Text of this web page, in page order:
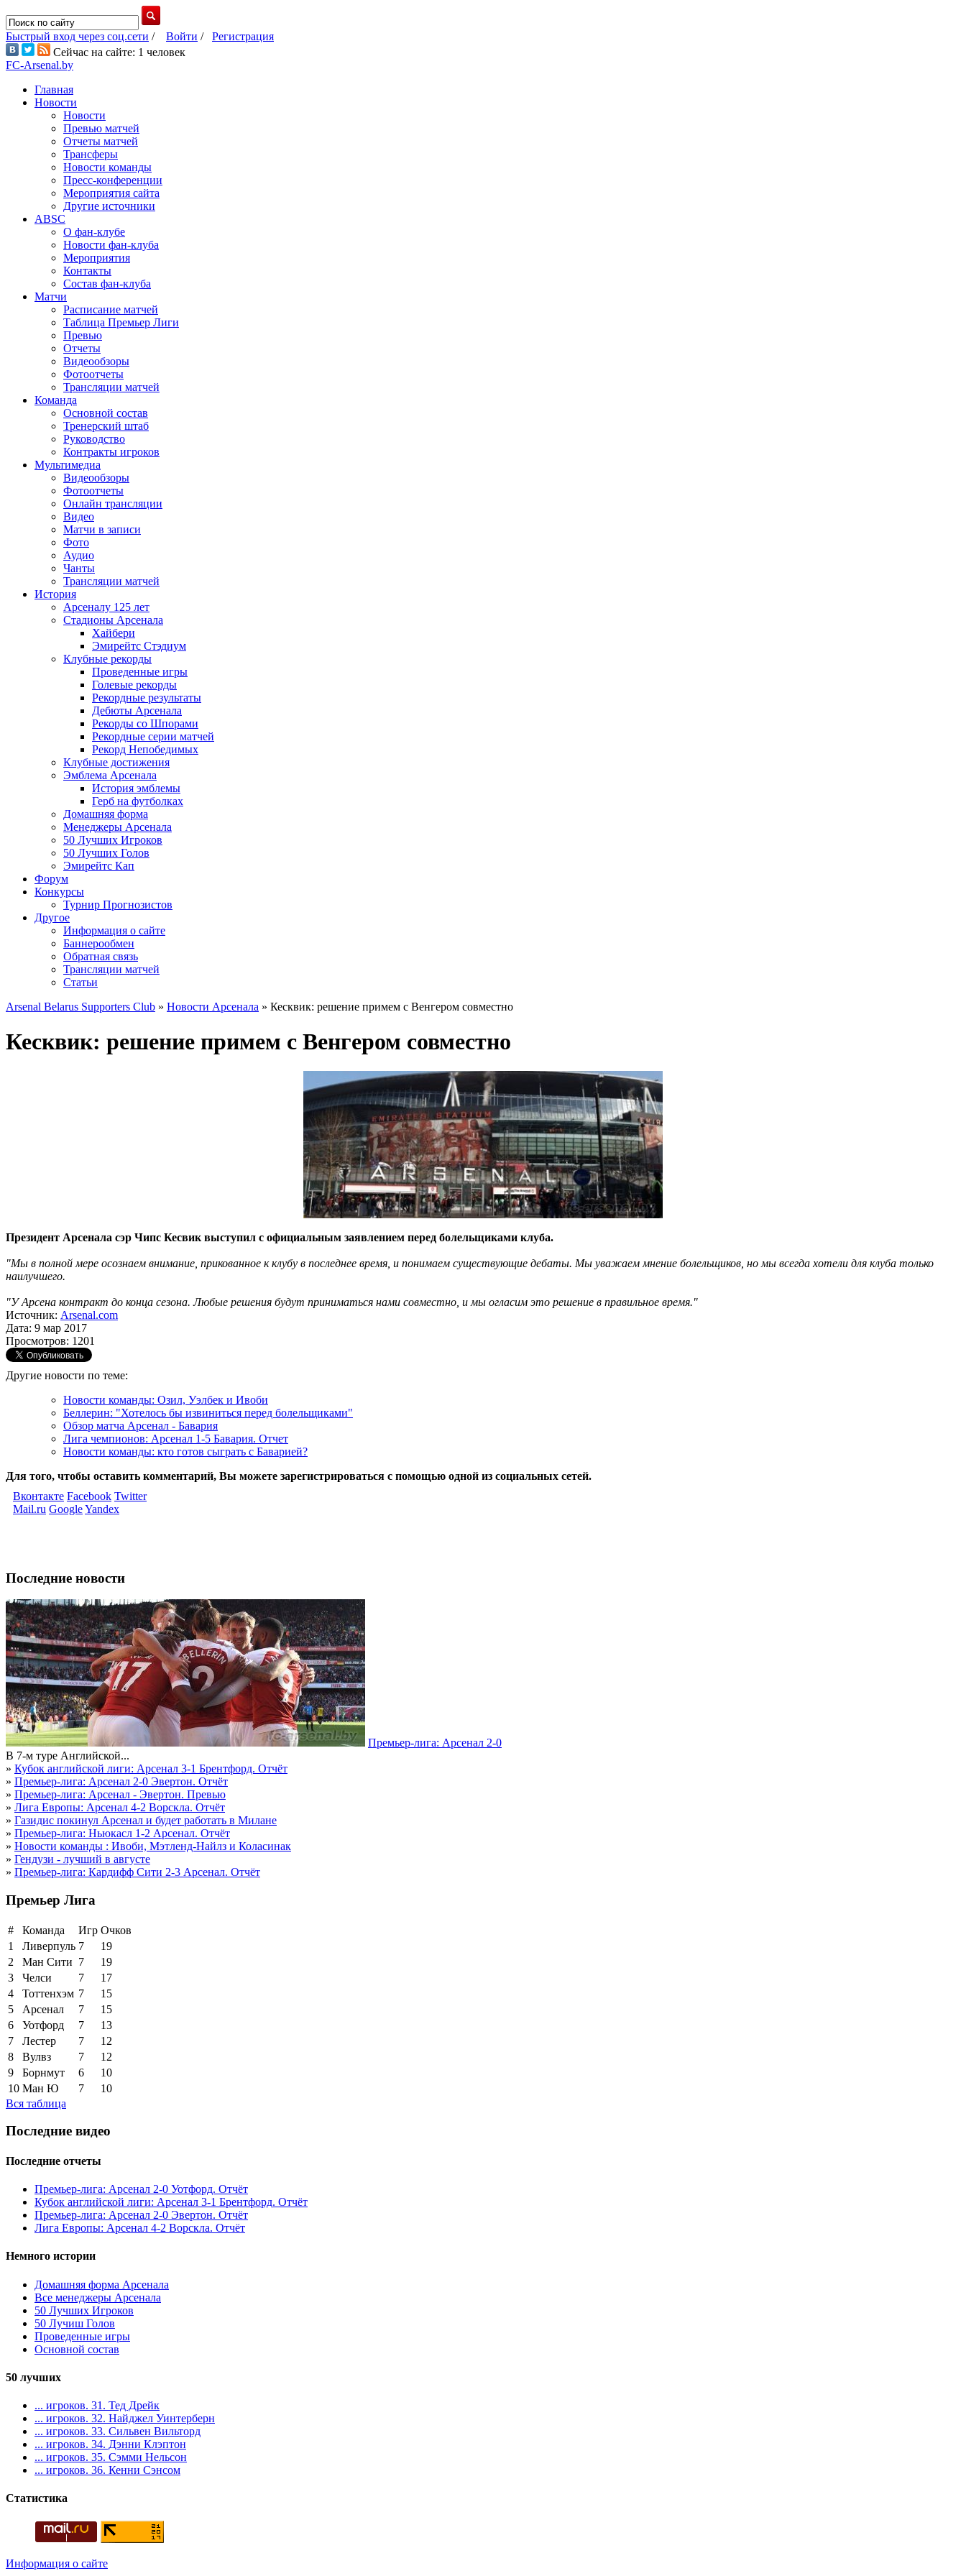
Быстрый вход через соц.сети / Войти / Регистрация
Сейчас на сайте: 1 человек
FC-Arsenal.by
Главная
Новости
Новости
Превью матчей
Отчеты матчей
Трансферы
Новости команды
Пресс-конференции
Мероприятия сайта
Другие источники
ABSC
О фан-клубе
Новости фан-клуба
Мероприятия
Контакты
Состав фан-клуба
Матчи
Расписание матчей
Таблица Премьер Лиги
Превью
Отчеты
Видеообзоры
Фотоотчеты
Трансляции матчей
Команда
Основной состав
Тренерский штаб
Руководство
Контракты игроков
Мультимедиа
Видеообзоры
Фотоотчеты
Онлайн трансляции
Видео
Матчи в записи
Фото
Аудио
Чанты
Трансляции матчей
История
Арсеналу 125 лет
Стадионы Арсенала
Хайбери
Эмирейтс Стэдиум
Клубные рекорды
Проведенные игры
Голевые рекорды
Рекордные результаты
Дебюты Арсенала
Рекорды со Шпорами
Рекордные серии матчей
Рекорд Непобедимых
Клубные достижения
Эмблема Арсенала
История эмблемы
Герб на футболках
Домашняя форма
Менеджеры Арсенала
50 Лучших Игроков
50 Лучших Голов
Эмирейтс Кап
Форум
Конкурсы
Турнир Прогнозистов
Другое
Информация о сайте
Баннерообмен
Обратная связь
Трансляции матчей
Статьи
Arsenal Belarus Supporters Club » Новости Арсенала » Кесквик: решение примем с Венгером совместно
Кесквик: решение примем с Венгером совместно
Президент Арсенала сэр Чипс Кесвик выступил с официальным заявлением перед болельщиками клуба.
"Мы в полной мере осознаем внимание, прикованное к клубу в последнее время, и понимаем существующие дебаты. Мы уважаем мнение болельщиков, но мы всегда хотели для клуба только
наилучшего.
"У Арсена контракт до конца сезона. Любые решения будут приниматься нами совместно, и мы огласим это решение в правильное время."
Источник: Arsenal.com
Дата: 9 мар 2017
Просмотров: 1201
Другие новости по теме:
Новости команды: Озил, Уэлбек и Ивоби
Беллерин: "Хотелось бы извиниться перед болельщиками"
Обзор матча Арсенал - Бавария
Лига чемпионов: Арсенал 1-5 Бавария. Отчет
Новости команды: кто готов сыграть с Баварией?
Для того, чтобы оставить комментарий, Вы можете зарегистрироваться с помощью одной из социальных сетей.
Вконтакте Facebook Twitter
Mail.ru GoogleYandex
Последние новости
Премьер-лига: Арсенал 2-0
В 7-м туре Английской...
» Кубок английской лиги: Арсенал 3-1 Брентфорд. Отчёт
» Премьер-лига: Арсенал 2-0 Эвертон. Отчёт
» Премьер-лига: Арсенал - Эвертон. Превью
» Лига Европы: Арсенал 4-2 Ворскла. Отчёт
» Газидис покинул Арсенал и будет работать в Милане
» Премьер-лига: Ньюкасл 1-2 Арсенал. Отчёт
» Новости команды : Ивоби, Мэтленд-Найлз и Коласинак
» Гендузи - лучший в августе
» Премьер-лига: Кардифф Сити 2-3 Арсенал. Отчёт
Премьер Лига
# Команда Игр Очков
1
Ливерпуль 7
19
2
Ман Сити 7
19
3
Челси 7
17
4
Тоттенхэм 7
15
5
Арсенал 7
15
6
Уотфорд 7
13
7
Лестер 7
12
8
Вулвз 7
12
9
Борнмут 6
10
10 Ман Ю 7
10
Вся таблица
Последние видео
Последние отчеты
Премьер-лига: Арсенал 2-0 Уотфорд. Отчёт
Кубок английской лиги: Арсенал 3-1 Брентфорд. Отчёт
Премьер-лига: Арсенал 2-0 Эвертон. Отчёт
Лига Европы: Арсенал 4-2 Ворскла. Отчёт
Немного истории
Домашняя форма Арсенала
Все менеджеры Арсенала
50 Лучших Игроков
50 Лучиш Голов
Проведенные игры
Основной состав
50 лучших
... игроков. 31. Тед Дрейк
... игроков. 32. Найджел Уинтерберн
... игроков. 33. Сильвен Вильторд
... игроков. 34. Дэнни Клэптон
... игроков. 35. Сэмми Нельсон
... игроков. 36. Кенни Сэнсом
Статистика
Информация о сайте